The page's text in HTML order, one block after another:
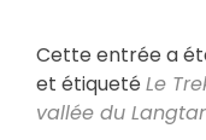
Cette entrée a
et étiqueté Le
vallée du